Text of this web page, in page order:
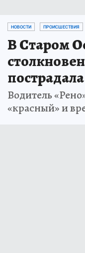
НОВОСТИ ПРОИСШЕСТВИЯ
В Старом
Водитель
«красный» и